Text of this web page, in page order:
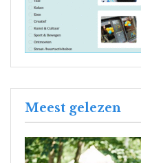
Meest gelezen